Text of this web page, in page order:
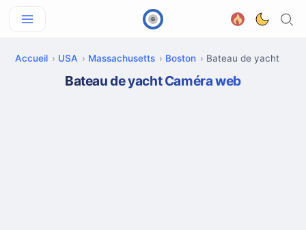
Accueil USA Massachusetts Boston Bateau de yacht
Bateau de yacht Caméra web